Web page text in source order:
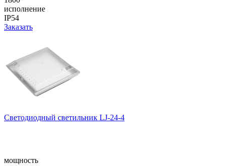
исполнение
IP54
Заказать
Светодиодный светильник LJ-24-4
мощность